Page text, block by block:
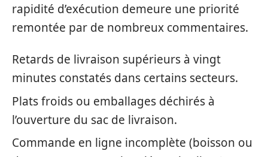
rapidité d’exécution demeure une priorité
remontée par de nombreux commentaires.
Retards de livraison supérieurs à vingt
minutes constatés dans certains secteurs.
Plats froids ou emballages déchirés à
l’ouverture du sac de livraison.
Commande en ligne incomplète (boisson ou